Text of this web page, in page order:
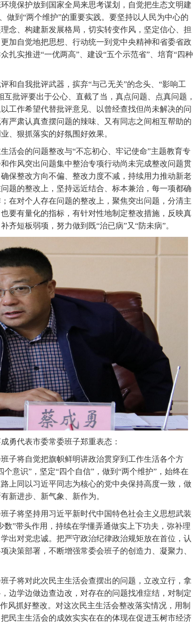
保护放到国家全局来思考谋划，自觉把生态文明建
做到“两个维护”的重要实践。要坚持以人民为中心的
念、构建新发展格局，切实转变作风，坚定信心、担
加自觉地把思想、行动统一到党中央精神和省委省政
扎实推进“一优两高”、建设“五个示范省”、培育“四种
自我批评武器，摈弃“与己无关”的念头、“影响工
批评要出于公心、直截了当，真点问题、点真问题，
工作希望代替批评意见、以曾经查找但尚未解决的问
严肃认真查摆问题的辣味、又有同志之间相互帮助的
、狠抓落实的好氛围好效果。
会的问题整改与“不忘初心、牢记使命”主题教育专
作风突出问题集中整治专项行动尚未完成整改问题贯
保整改方向不偏、整改力度不减，持续用力推动新老
题的整改上，坚持远近结合、标本兼治，每一项都确
在对个人存在问题的整改上，聚焦突出问题，分清主
要有量化的指标，有针对性地制定整改措施，反映真
齐短板弱项，努力做到既“治已病”又“防未病”。
代表市委常委班子郑重表态：
将自觉把旗帜鲜明讲政治贯穿到工作生活各个方
意识”，坚定“四个自信”，做到“两个维护”，始终在
上同以习近平同志为核心的党中央保持高度一致，做
新进步、新气象、新作为。
将坚持用习近平新时代中国特色社会主义思想武装
”带头作用，持续在学懂弄通做实上下功夫，弥补理
出对党忠诚。把严守政治纪律政治规矩放在首位，认
决策部署，不断增强常委会班子的创造力、凝聚力、
将对此次民主生活会查摆出的问题，立改立行，拿
边学边做边查边改，对存在的问题找准症结，对制定
风抓好整改。对这次民主生活会整改落实情况，用制
民主生活会的成效实实在在的体现在促进玉树市经济